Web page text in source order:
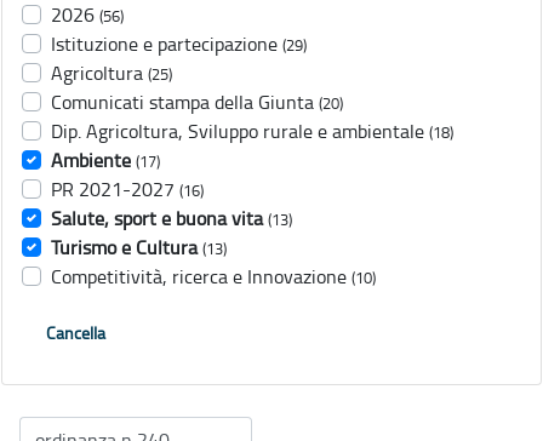
2026 (56)
Istituzione e partecipazione (29)
Agricoltura (25)
Comunicati stampa della Giunta (20)
Dip. Agricoltura, Sviluppo rurale e ambientale (18)
Ambiente (17)
PR 2021-2027 (16)
Salute, sport e buona vita (13)
Turismo e Cultura (13)
Competitività, ricerca e Innovazione (10)
Cancella